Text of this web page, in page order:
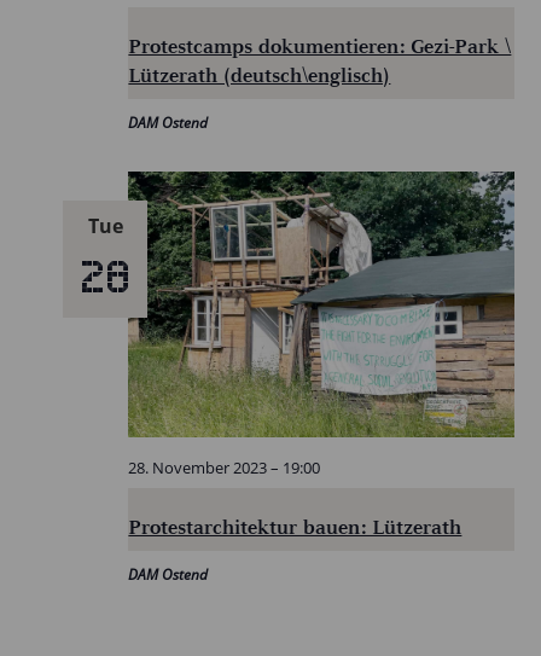
Protestcamps dokumentieren: Gezi-Park \
Lützerath (deutsch\englisch)
DAM Ostend
Tue
28
Protestarchitektur bauen: Lützerath
28. November 2023 – 19:00
DAM Ostend